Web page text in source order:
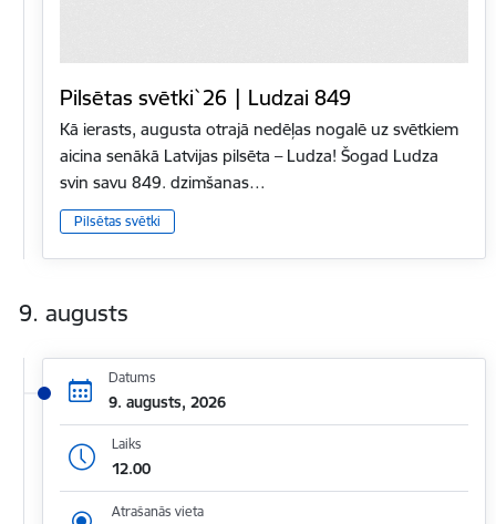
Pilsētas svētki`26 | Ludzai 849
Kā ierasts, augusta otrajā nedēļas nogalē uz svētkiem
aicina senākā Latvijas pilsēta – Ludza! Šogad Ludza
svin savu 849. dzimšanas…
Pilsētas svētki
9. augusts
Datums
9. augusts, 2026
Laiks
12.00
Atrašanās vieta